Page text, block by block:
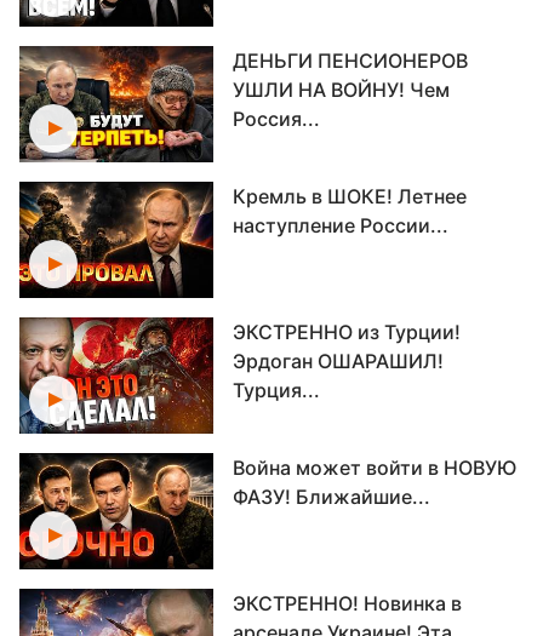
ДЕНЬГИ ПЕНСИОНЕРОВ
УШЛИ НА ВОЙНУ! Чем
Россия...
Кремль в ШОКЕ! Летнее
наступление России...
ЭКСТРЕННО из Турции!
Эрдоган ОШАРАШИЛ!
Турция...
Война может войти в НОВУЮ
ФАЗУ! Ближайшие...
ЭКСТРЕННО! Новинка в